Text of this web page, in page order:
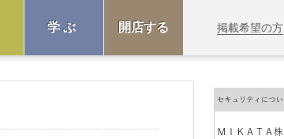
学ぶ 開店する 掲載希望の方